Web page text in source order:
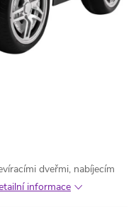
dveřmi, nabíjecím
informace